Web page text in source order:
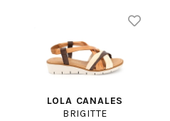
LOLA CANALES
BRIGITTE